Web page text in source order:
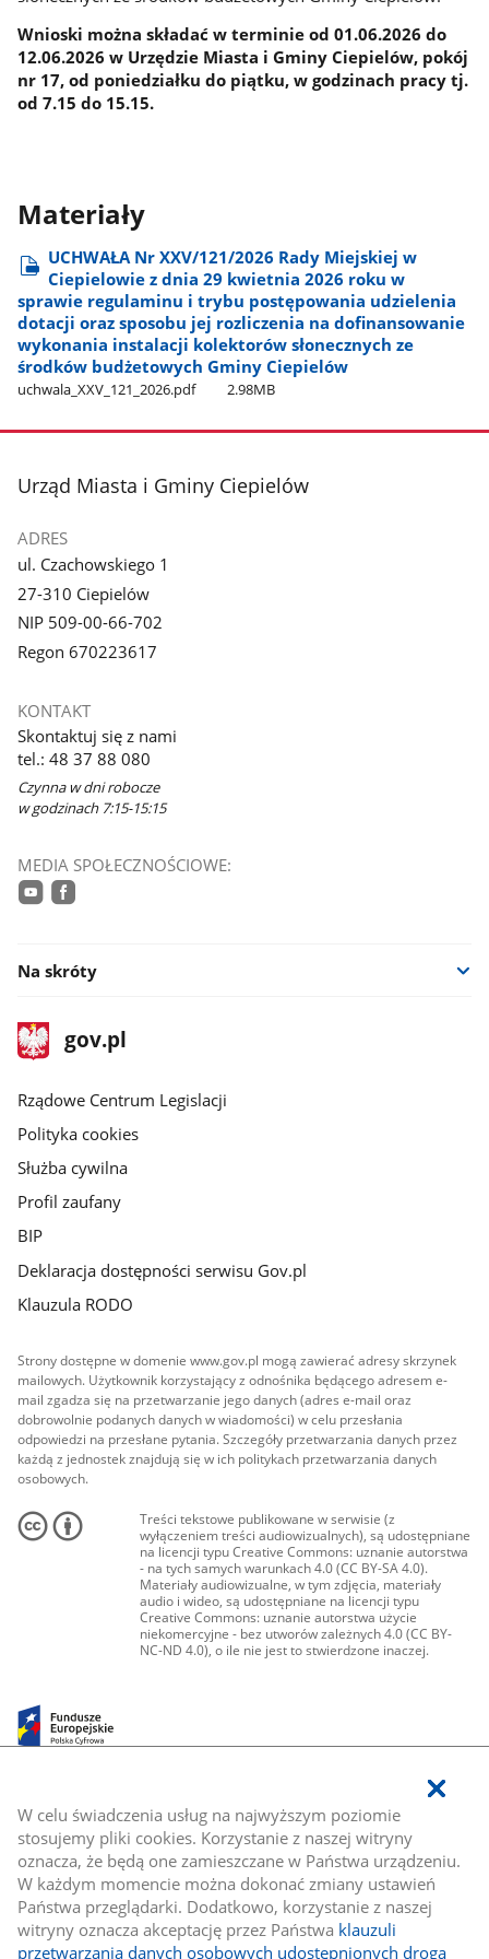
W celu świadczenia usług na najwyższym poziomie
stosujemy pliki cookies. Korzystanie z naszej witryny
oznacza, że będą one zamieszczane w Państwa urządzeniu.
W każdym momencie można dokonać zmiany ustawień
Państwa przeglądarki. Dodatkowo, korzystanie z naszej
witryny oznacza akceptację przez Państwa klauzuli
przetwarzania danych osobowych udostępnionych drogą
Wnioski można składać w terminie od 01.06.2026 do
12.06.2026 w Urzędzie Miasta i Gminy Ciepielów, pokój
nr 17, od poniedziałku do piątku, w godzinach pracy tj.
od 7.15 do 15.15.
Materiały
UCHWAŁA Nr XXV/121/2026 Rady Miejskiej w
Ciepielowie z dnia 29 kwietnia 2026 roku w
sprawie regulaminu i trybu postępowania udzielenia
dotacji oraz sposobu jej rozliczenia na dofinansowanie
wykonania instalacji kolektorów słonecznych ze
środków budżetowych Gminy Ciepielów
uchwala​_XXV​_121​_2026.pdf 2.98MB
stopka
Urząd Miasta i Gminy Ciepielów
ADRES
ul. Czachowskiego 1
27-310 Ciepielów
NIP 509-00-66-702
Regon 670223617
KONTAKT
Skontaktuj się z nami
tel.: 48 37 88 080
Czynna w dni robocze
w godzinach 7:15-15:15
MEDIA SPOŁECZNOŚCIOWE:
Na skróty
stopka
gov.plStrona
gov.pl
Rządowe Centrum Legislacji
Polityka cookies
Służba cywilna
Profil zaufany
BIP
Deklaracja dostępności serwisu Gov.pl
Klauzula RODO
Strony dostępne w domenie www.gov.pl mogą zawierać adresy skrzynek
mailowych. Użytkownik korzystający z odnośnika będącego adresem e-
mail zgadza się na przetwarzanie jego danych (adres e-mail oraz
dobrowolnie podanych danych w wiadomości) w celu przesłania
odpowiedzi na przesłane pytania. Szczegóły przetwarzania danych przez
każdą z jednostek znajdują się w ich politykach przetwarzania danych
osobowych.
Treści tekstowe publikowane w serwisie (z
wyłączeniem treści audiowizualnych), są udostępniane
na licencji typu Creative Commons: uznanie autorstwa
- na tych samych warunkach 4.0 (CC BY-SA 4.0).
Materiały audiowizualne, w tym zdjęcia, materiały
audio i wideo, są udostępniane na licencji typu
Creative Commons: uznanie autorstwa użycie
niekomercyjne - bez utworów zależnych 4.0 (CC BY-
NC-ND 4.0), o ile nie jest to stwierdzone inaczej.